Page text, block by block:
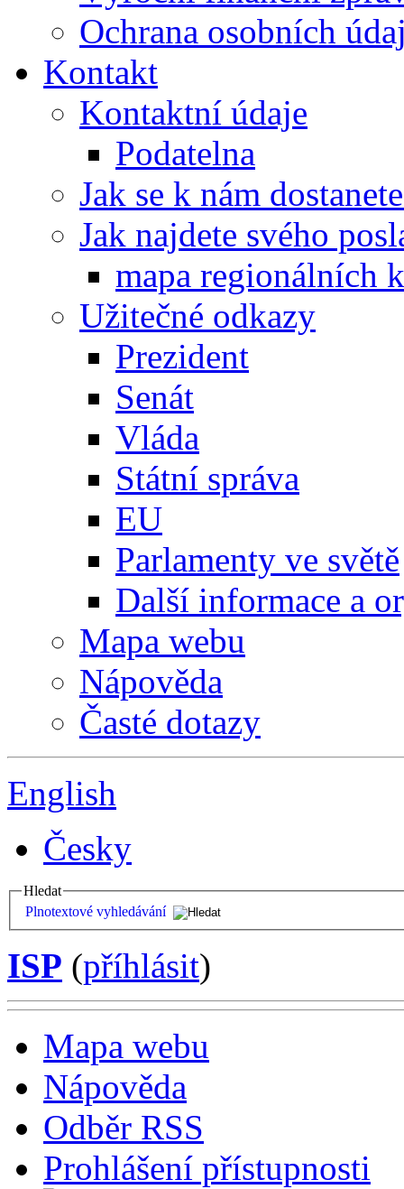
Ochrana osobních
Kontakt
Kontaktní údaje
Podatelna
Jak se k nám
Jak najdete svého
mapa regionálních
Užitečné odkazy
Prezident
Senát
Vláda
Státní správa
EU
Parlamenty ve světě
Další informace a
Mapa webu
Nápověda
Časté dotazy
English
Česky
Hledat
Plnotextové vyhledávání
ISP (příhlásit)
Mapa webu
Nápověda
Odběr RSS
Prohlášení přístupnosti